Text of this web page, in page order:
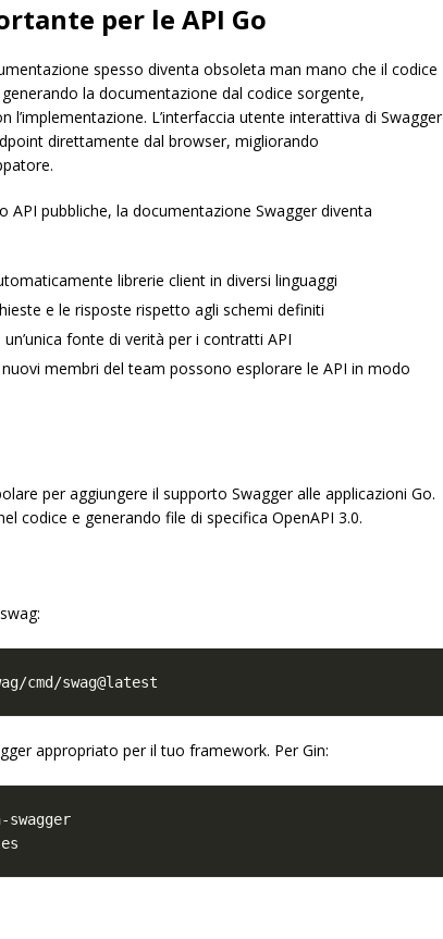
per le API Go
spesso diventa obsoleta man mano che il codice
la documentazione dal codice sorgente,
l’implementazione. L’interfaccia utente interattiva di Swagger
direttamente dal browser, migliorando
pubbliche, la documentazione Swagger diventa
librerie client in diversi linguaggi
e le risposte rispetto agli schemi definiti
un’unica fonte di verità per i contratti API
nuovi membri del team possono esplorare le API in modo
per aggiungere il supporto Swagger alle applicazioni Go.
codice e generando file di specifica OpenAPI 3.0.
appropriato per il tuo framework. Per Gin: